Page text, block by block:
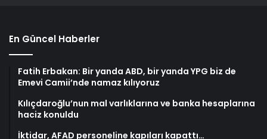
En Güncel Haberler
Fatih Erbakan: Bir yanda ABD, bir yanda YPG biz de
Emevi Camii’nde namaz kılıyoruz
Kılıçdaroğlu’nun mal varlıklarına ve banka hesaplarına
haciz konuldu
İktidar, AFAD personeline kapıları kapattı…